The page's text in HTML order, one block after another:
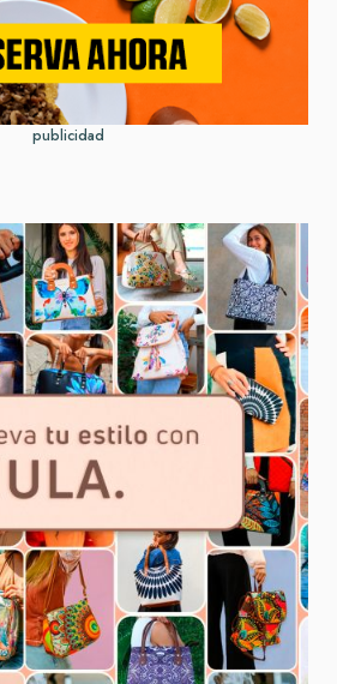
publicidad